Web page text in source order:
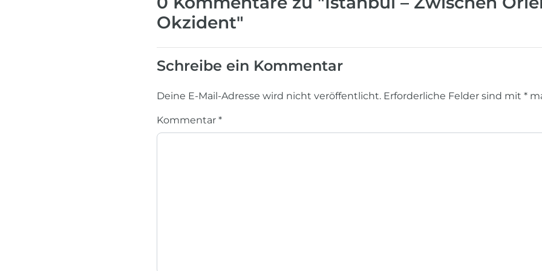
Okzident"
Schreibe ein Kommentar
Deine E-Mail-Adresse wird nicht veröffentlicht. Erforderliche Felder sind mit *
Kommentar *